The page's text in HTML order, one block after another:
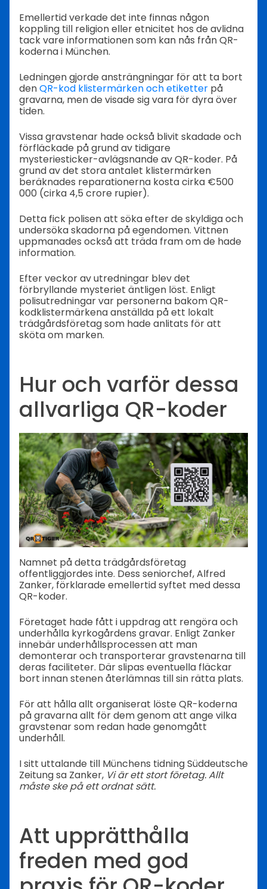
Emellertid verkade det inte finnas någon
koppling till religion eller etnicitet hos de avlidna
tack vare informationen som kan nås från QR-
koderna i München.
Ledningen gjorde ansträngningar för att ta bort
denQR-kod klistermärken och etiketter på
gravarna, men de visade sig vara för dyra över
tiden.
Vissa gravstenar hade också blivit skadade och
förfläckade på grund av tidigare
mysteriesticker-avlägsnande av QR-koder. På
grund av det stora antalet klistermärken
beräknades reparationerna kosta cirka €500
000 (cirka 4,5 crore rupier).
Detta fick polisen att söka efter de skyldiga och
undersöka skadorna på egendomen. Vittnen
uppmanades också att träda fram om de hade
information.
Efter veckor av utredningar blev det
förbryllande mysteriet äntligen löst. Enligt
polisutredningar var personerna bakom QR-
kodklistermärkena anställda på ett lokalt
trädgårdsföretag som hade anlitats för att
sköta om marken.
Hur och varför dessa
allvarliga QR-koder
Namnet på detta trädgårdsföretag
offentliggjordes inte. Dess seniorchef, Alfred
Zanker, förklarade emellertid syftet med dessa
QR-koder.
Företaget hade fått i uppdrag att rengöra och
underhålla kyrkogårdens gravar. Enligt Zanker
innebär underhållsprocessen att man
demonterar och transporterar gravstenarna till
deras faciliteter. Där slipas eventuella fläckar
bort innan stenen återlämnas till sin rätta plats.
För att hålla allt organiserat löste QR-koderna
på gravarna allt för dem genom att ange vilka
gravstenar som redan hade genomgått
underhåll.
I sitt uttalande till Münchens tidning Süddeutsche
Zeitung sa Zanker, Vi är ett stort företag. Allt
måste ske på ett ordnat sätt.
Att upprätthålla
freden med god